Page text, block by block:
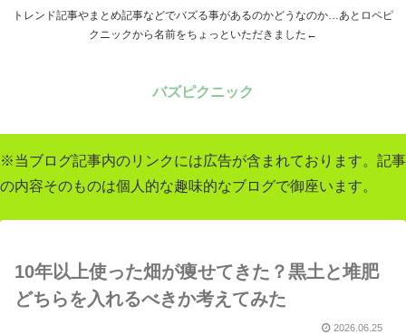
トレンド記事やまとめ記事などでバズる事があるのかどうなのか…あとロペピ
クニックから名前をちょっといただきました←
バズピクニック
※当ブログ記事内のリンクには広告が含まれております。記事
の内容そのものは個人的な趣味的なブログで御座います。
10年以上使った畑が痩せてきた？黒土と堆肥
どちらを入れるべきか考えてみた
2026.06.25